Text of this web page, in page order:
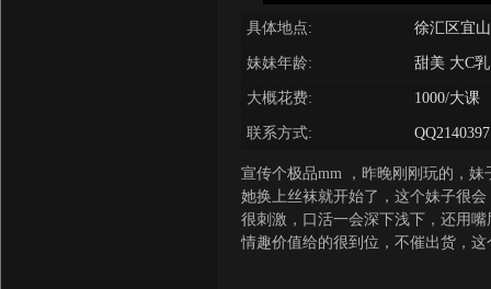
具体地点: 徐汇区宜
妹妹年龄: 甜美 大C
大概花费: 1000/大课
联系方式:
宣传个极品mm ，昨晚刚刚玩的，
她换上丝袜就开始了，这个妹子很
很刺激，口活一会深下浅下，还用
情趣价值给的很到位，不催出货，